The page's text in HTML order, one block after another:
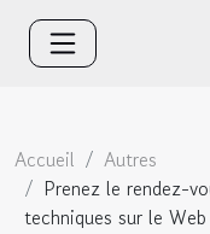
Accueil
Autres
Prenez le rendez-
techniques sur le Web